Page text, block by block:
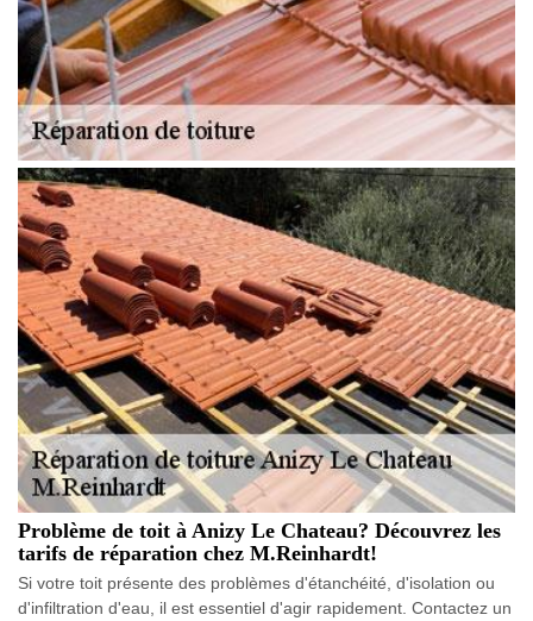
Problème de toit à Anizy Le Chateau? Découvrez les
tarifs de réparation chez M.Reinhardt!
Si votre toit présente des problèmes d'étanchéité, d'isolation ou
d'infiltration d'eau, il est essentiel d'agir rapidement. Contactez un